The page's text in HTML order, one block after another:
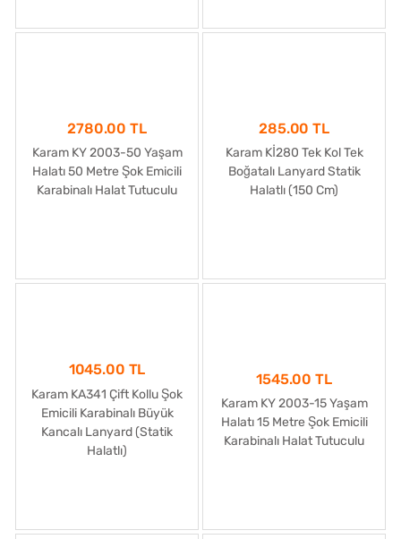
2780.00 TL
Karam KY 2003-50 Yaşam
Halatı 50 Metre Şok Emicili
Karabinalı Halat Tutuculu
285.00 TL
Karam Kİ280 Tek Kol Tek
Boğatalı Lanyard Statik
Halatlı (150 Cm)
1045.00 TL
Karam KA341 Çift Kollu Şok
Emicili Karabinalı Büyük
Kancalı Lanyard (Statik
Halatlı)
1545.00 TL
Karam KY 2003-15 Yaşam
Halatı 15 Metre Şok Emicili
Karabinalı Halat Tutuculu